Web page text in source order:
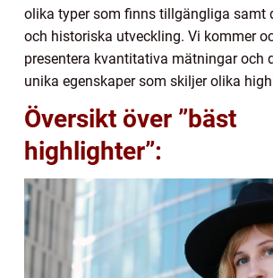
olika typer som finns tillgängliga samt
och historiska utveckling. Vi kommer
presentera kvantitativa mätningar och
unika egenskaper som skiljer olika
Översikt över ”bäst
highlighter”: